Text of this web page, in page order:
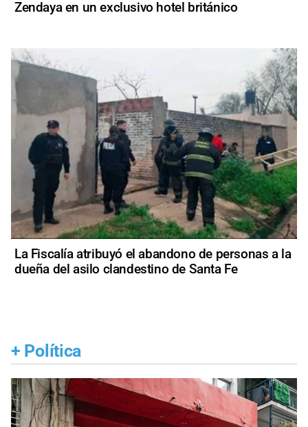
Zendaya en un exclusivo hotel británico
La Fiscalía atribuyó el abandono de personas a la
dueña del asilo clandestino de Santa Fe
+ Política